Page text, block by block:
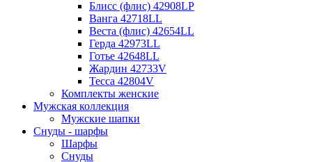
Блисс (флис) 42908LP
Ванга 42718LL
Веста (флис) 42654LL
Герда 42973LL
Готье 42648LL
Жардин 42733V
Тесса 42804V
Комплекты женские
Мужская коллекция
Мужские шапки
Снуды - шарфы
Шарфы
Снуды